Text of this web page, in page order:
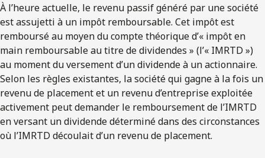
À l’heure actuelle, le revenu passif généré par une société
est assujetti à un impôt remboursable. Cet impôt est
remboursé au moyen du compte théorique d’« impôt en
main remboursable au titre de dividendes » (l’« IMRTD »)
au moment du versement d’un dividende à un actionnaire.
Selon les règles existantes, la société qui gagne à la fois un
revenu de placement et un revenu d’entreprise exploitée
activement peut demander le remboursement de l’IMRTD
en versant un dividende déterminé dans des circonstances
où l’IMRTD découlait d’un revenu de placement.